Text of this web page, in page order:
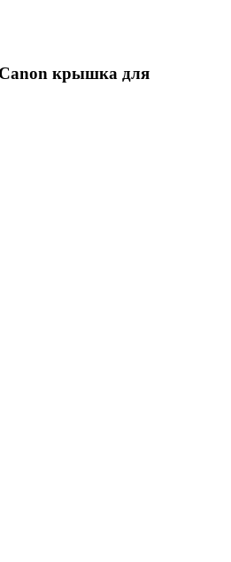
крышка для